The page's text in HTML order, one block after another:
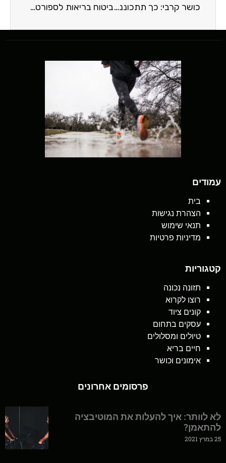
כושר קרבי: כך תתכוננו לשירות משמעותי ביחידות קרביות ביטוח בריאות לספורטאים: למה אתם צריכים את זה?
עמודים
בית
הצהרת נגישות
תנאי שימוש
מדיניות פרטיות
קטגוריות
תזונה נכונה
רוצו לקרוא
קונים ציוד
עסקים בתחום
טיולים ומסלולים
חיים בריא
אימונים וכושר
פרסומים אחרונים
לא לוותר: איך להעלות את המוטיבציה
להתאמן?
25 במרץ 2021